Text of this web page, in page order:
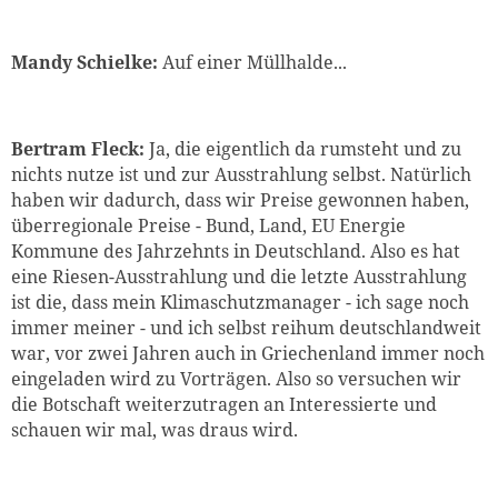
Mandy Schielke: Auf einer Müllhalde...
Bertram Fleck: Ja, die eigentlich da rumsteht und zu
nichts nutze ist und zur Ausstrahlung selbst. Natürlich
haben wir dadurch, dass wir Preise gewonnen haben,
überregionale Preise - Bund, Land, EU Energie
Kommune des Jahrzehnts in Deutschland. Also es hat
eine Riesen-Ausstrahlung und die letzte Ausstrahlung
ist die, dass mein Klimaschutzmanager - ich sage noch
immer meiner - und ich selbst reihum deutschlandweit
war, vor zwei Jahren auch in Griechenland immer noch
eingeladen wird zu Vorträgen. Also so versuchen wir
die Botschaft weiterzutragen an Interessierte und
schauen wir mal, was draus wird.